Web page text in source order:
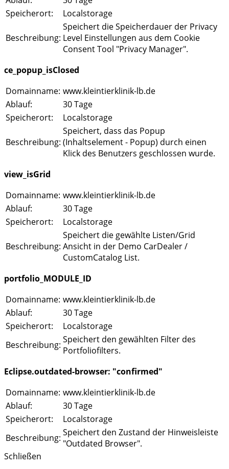
Speicherort:
Localstorage
Beschreibung:
Speichert die Speicherdauer der Privacy
Level Einstellungen aus dem Cookie
Consent Tool "Privacy Manager".
ce_popup_isClosed
Domainname: www.kleintierklinik-lb.de
Ablauf:
30 Tage
Speicherort:
Localstorage
Beschreibung:
Speichert, dass das Popup
(Inhaltselement - Popup) durch einen
Klick des Benutzers geschlossen wurde.
view_isGrid
Domainname: www.kleintierklinik-lb.de
Ablauf:
30 Tage
Speicherort:
Localstorage
Beschreibung:
Speichert die gewählte Listen/Grid
Ansicht in der Demo CarDealer /
CustomCatalog List.
portfolio_MODULE_ID
Domainname: www.kleintierklinik-lb.de
Ablauf:
30 Tage
Speicherort:
Localstorage
Beschreibung: Speichert den gewählten Filter des
Portfoliofilters.
Eclipse.outdated-browser: "confirmed"
Domainname: www.kleintierklinik-lb.de
Ablauf:
30 Tage
Speicherort:
Localstorage
Beschreibung: Speichert den Zustand der Hinweisleiste
"Outdated Browser".
Schließen